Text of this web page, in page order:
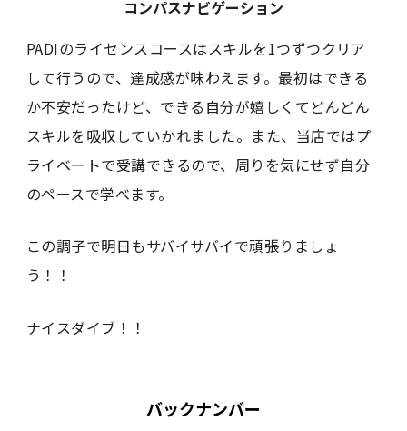
コンパスナビゲーション
PADIのライセンスコースはスキルを1つずつクリア
して行うので、達成感が味わえます。最初はできる
か不安だったけど、できる自分が嬉しくてどんどん
スキルを吸収していかれました。また、当店ではプ
ライベートで受講できるので、周りを気にせず自分
のペースで学べます。
この調子で明日もサバイサバイで頑張りましょ
う！！
ナイスダイブ！！
バックナンバー